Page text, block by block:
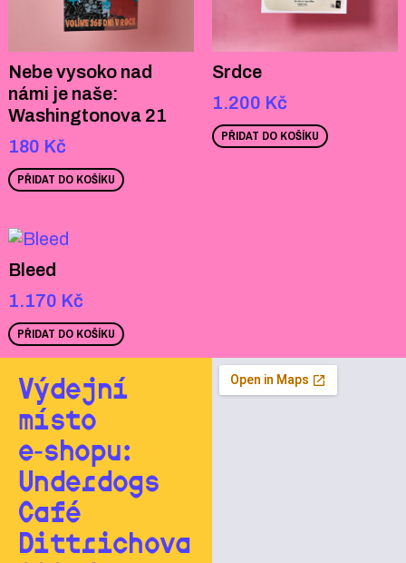
Nebe vysoko nad
námi je naše:
Washingtonova 21
180 Kč
PŘIDAT DO KOŠÍKU
Srdce
1.200 Kč
PŘIDAT DO KOŠÍKU
Bleed
1.170 Kč
PŘIDAT DO KOŠÍKU
Výdejní
místo
e‑shopu:
Underdogs
Café
Dittrichova